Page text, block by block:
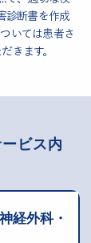
診断書を作成
いては患者さ
きます。
ビス内
経外科・